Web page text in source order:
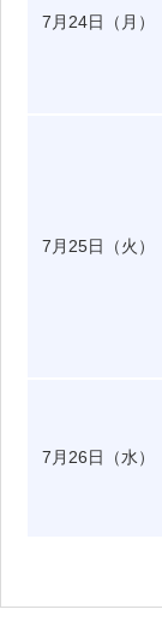
7月24日（月）
7月25日（火）
7月26日（水）